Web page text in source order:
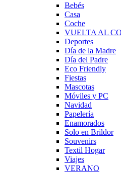
Bebés
Casa
Coche
VUELTA AL
Deportes
Día de la Madre
Día del Padre
Eco Friendly
Fiestas
Mascotas
Móviles y PC
Navidad
Papelería
Enamorados
Solo en Brildor
Souvenirs
Textil Hogar
Viajes
VERANO